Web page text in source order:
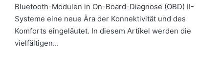
Bluetooth-Modulen in On-Board-Diagnose (OBD) II-
Systeme eine neue Ära der Konnektivität und des
Komforts eingeläutet. In diesem Artikel werden die
vielfältigen…